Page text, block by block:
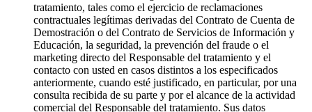
tratamiento, tales como el ejercicio de reclamaciones
contractuales legítimas derivadas del Contrato de Cuenta de
Demostración o del Contrato de Servicios de Información y
Educación, la seguridad, la prevención del fraude o el
marketing directo del Responsable del tratamiento y el
contacto con usted en casos distintos a los especificados
anteriormente, cuando esté justificado, en particular, por una
consulta recibida de su parte y por el alcance de la actividad
comercial del Responsable del tratamiento. Sus datos